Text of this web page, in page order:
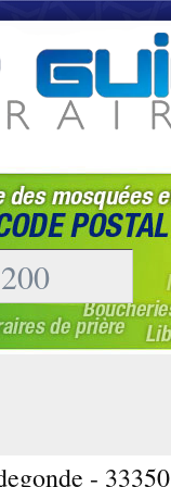
- 33350